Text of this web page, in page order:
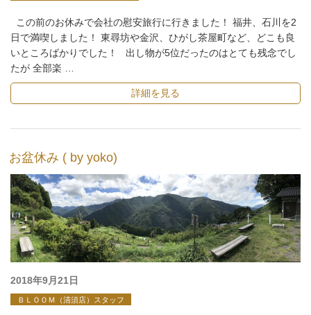
この前のお休みで会社の慰安旅行に行きました！ 福井、石川を2
日で満喫しました！ 東尋坊や金沢、ひがし茶屋町など、どこも良
いところばかりでした！ 出し物が5位だったのはとても残念でし
たが 全部楽 …
詳細を見る
お盆休み ( by yoko)
投
稿
2018年9月21日
ＢＬＯＯＭ（清須店）スタッフ